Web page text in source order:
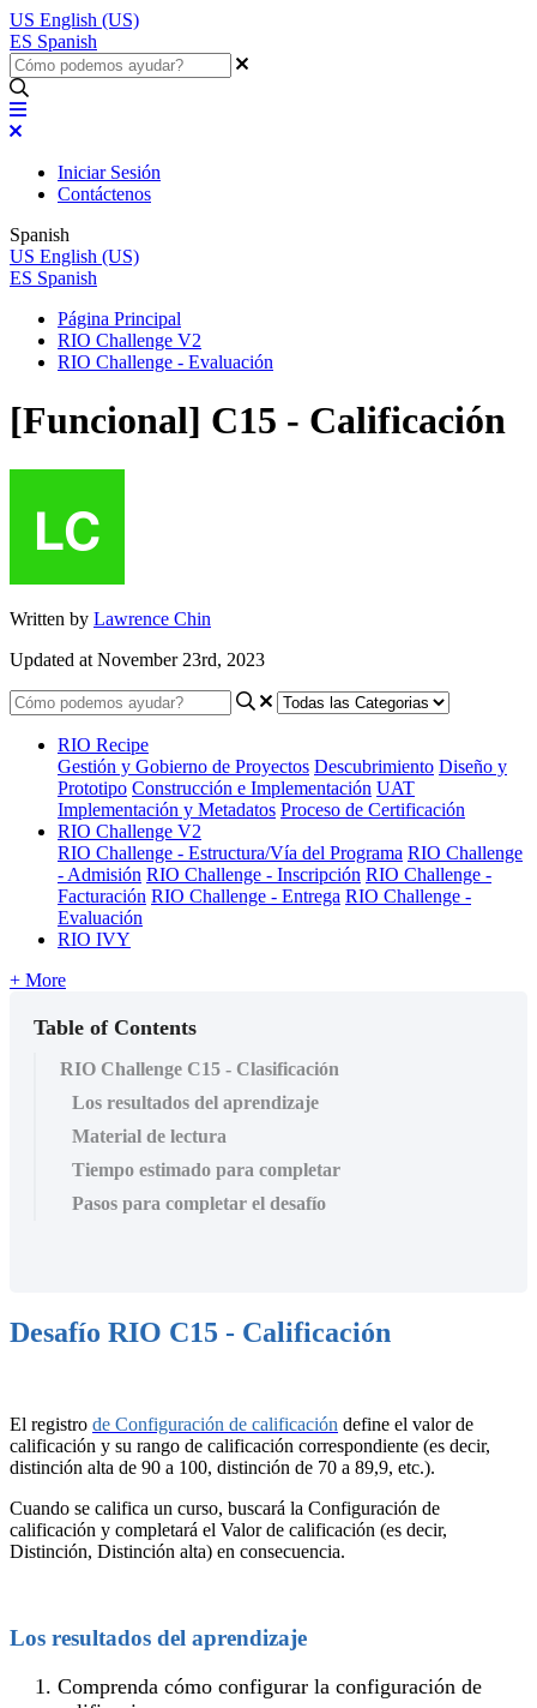
US English (US)
ES Spanish
Iniciar Sesión
Contáctenos
Spanish
US English (US)
ES Spanish
Página Principal
RIO Challenge V2
RIO Challenge - Evaluación
[Funcional] C15 - Calificación
Written by Lawrence Chin
Updated at November 23rd, 2023
RIO Recipe
Gestión y Gobierno de Proyectos Descubrimiento Diseño y
Prototipo Construcción e Implementación UAT
Implementación y Metadatos Proceso de Certificación
RIO Challenge V2
RIO Challenge - Estructura/Vía del Programa RIO Challenge
- Admisión RIO Challenge - Inscripción RIO Challenge -
Facturación RIO Challenge - Entrega RIO Challenge -
Evaluación
RIO IVY
+ More
Table of Contents
RIO Challenge C15 - Clasificación
Los resultados del aprendizaje
Material de lectura
Tiempo estimado para completar
Pasos para completar el desafío
Desafío RIO C15 - Calificación
El registro de Configuración de calificación define el valor de
calificación y su rango de calificación correspondiente (es decir,
distinción alta de 90 a 100, distinción de 70 a 89,9, etc.).
Cuando se califica un curso, buscará la Configuración de
calificación y completará el Valor de calificación (es decir,
Distinción, Distinción alta) en consecuencia.
Los resultados del aprendizaje
Comprenda cómo configurar la configuración de